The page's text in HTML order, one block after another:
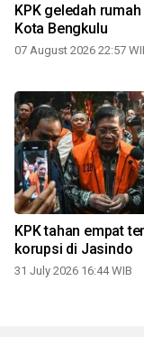
KPK geledah rumah
Kota Bengkulu
07 August 2026 22:57
KPK tahan empat
korupsi di Jasindo
31 July 2026 16:44 WIB